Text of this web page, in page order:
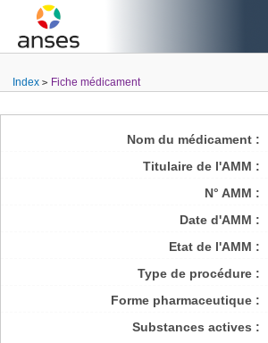
Index Fiche médicament
Nom du médicament :
Titulaire de l'AMM :
N° AMM :
Date d'AMM :
Etat de l'AMM :
Type de procédure :
Forme pharmaceutique :
Substances actives :